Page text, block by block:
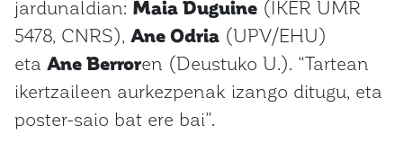
jardunaldian: Maia Duguine (IKER UMR
5478, CNRS), Ane Odria (UPV/EHU)
eta Ane Berroren (Deustuko U.). “Tartean
ikertzaileen aurkezpenak izango ditugu, eta
poster-saio bat ere bai”.